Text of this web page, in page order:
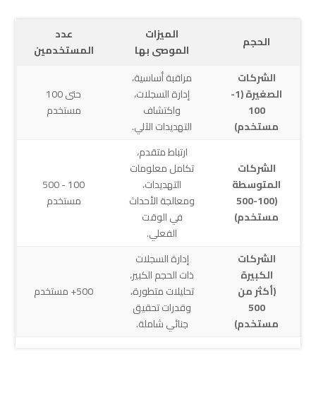
الحجم
الميزات
الموصى بها
عدد
المستخدمين
الشركات
الصغيرة (1-
100
مستخدم)
مراقبة أساسية،
إدارة السجلات،
واكتشاف
التهديدات الآلي.
حتى 100
مستخدم
الشركات
المتوسطة
(100-500
مستخدم)
ارتباط متقدم،
تكامل معلومات
التهديدات،
ومعالجة الأحداث
في الوقت
الفعلي.
100 - 500
مستخدم
الشركات
الكبيرة
(أكثر من
500
مستخدم)
إدارة السجلات
ذات الحجم الكبير،
تحليلات متطورة،
وقدرات تحقيق
جنائي شاملة.
500+ مستخدم